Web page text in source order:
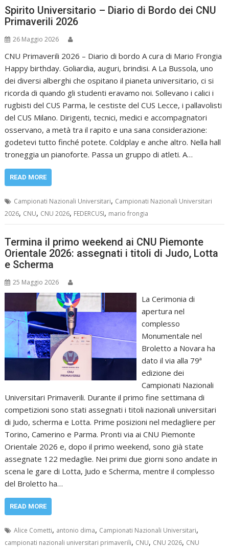
Spirito Universitario – Diario di Bordo dei CNU
Primaverili 2026
26 Maggio 2026
CNU Primaverili 2026 – Diario di bordo A cura di Mario Frongia
Happy birthday. Goliardia, auguri, brindisi. A La Bussola, uno
dei diversi alberghi che ospitano il pianeta universitario, ci si
ricorda di quando gli studenti eravamo noi. Sollevano i calici i
rugbisti del CUS Parma, le cestiste del CUS Lecce, i pallavolisti
del CUS Milano. Dirigenti, tecnici, medici e accompagnatori
osservano, a metà tra il rapito e una sana considerazione:
godetevi tutto finché potete. Coldplay e anche altro. Nella hall
troneggia un pianoforte. Passa un gruppo di atleti. A…
READ MORE
Campionati Nazionali Universitari, Campionati Nazionali Universitari
2026, CNU, CNU 2026, FEDERCUSI, mario frongia
Termina il primo weekend ai CNU Piemonte
Orientale 2026: assegnati i titoli di Judo, Lotta
e Scherma
25 Maggio 2026
La Cerimonia di
apertura nel
complesso
Monumentale nel
Broletto a Novara ha
dato il via alla 79ª
edizione dei
Campionati Nazionali
Universitari Primaverili. Durante il primo fine settimana di
competizioni sono stati assegnati i titoli nazionali universitari
di Judo, scherma e Lotta. Prime posizioni nel medagliere per
Torino, Camerino e Parma. Pronti via ai CNU Piemonte
Orientale 2026 e, dopo il primo weekend, sono già state
assegnate 122 medaglie. Nei primi due giorni sono andate in
scena le gare di Lotta, Judo e Scherma, mentre il complesso
del Broletto ha…
READ MORE
Alice Cometti, antonio dima, Campionati Nazionali Universitari,
campionati nazionali universitari primaverili, CNU, CNU 2026, CNU